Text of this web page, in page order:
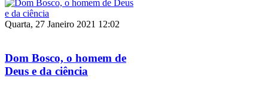
Quarta, 27 Janeiro 2021 12:02
Dom Bosco, o homem de
Deus e da ciência